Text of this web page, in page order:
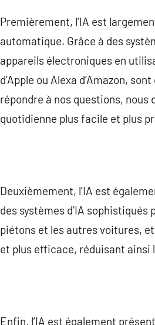
Premièrement, l’IA est
automatique. Grâce à des
appareils électroniques en
d’Apple ou Alexa d’Amazon,
répondre à nos questions,
quotidienne plus facile et plus
Deuxièmement, l’IA est
des systèmes d’IA
piétons et les autres voitures,
et plus efficace, réduisant ainsi
Enfin, l’IA est également